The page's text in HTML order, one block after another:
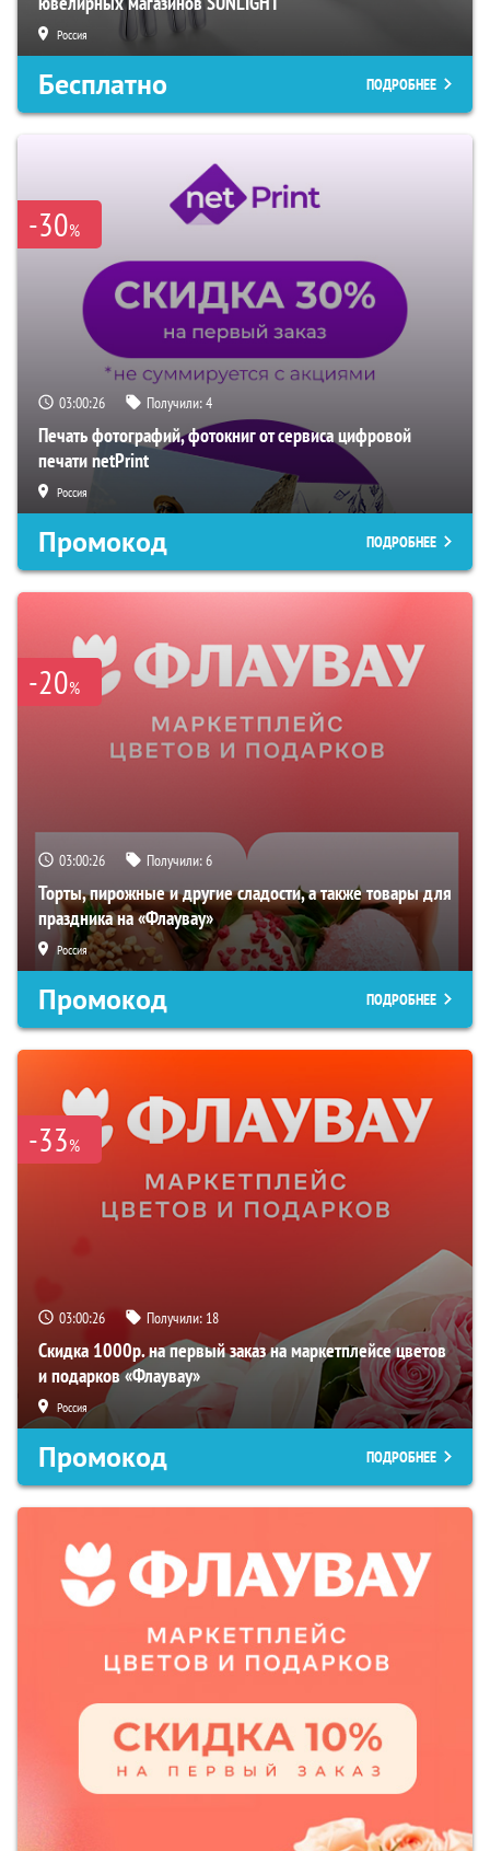
Россия
Бесплатно ПОДРОБНЕЕ
-30%
03:00:25 Получили:4
Печать фотографий, фотокниг от сервиса цифровой
печати netPrint
Россия
Промокод ПОДРОБНЕЕ
-20%
03:00:25 Получили:6
Торты, пирожные и другие сладости, а также товары для
праздника на «Флаувау»
Россия
Промокод ПОДРОБНЕЕ
-33%
03:00:25 Получили: 18
Скидка 1000р. на первый заказ на маркетплейсе цветов
и подарков «Флаувау»
Россия
Промокод ПОДРОБНЕЕ